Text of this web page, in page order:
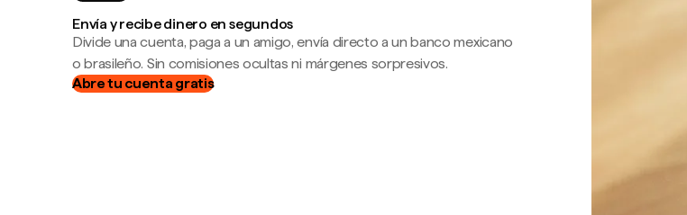
Envía y recibe dinero en segundos
Divide una cuenta, paga a un amigo, envía directo a un banco mexicano
o brasileño. Sin comisiones ocultas ni márgenes sorpresivos.
Abre tu cuenta gratis